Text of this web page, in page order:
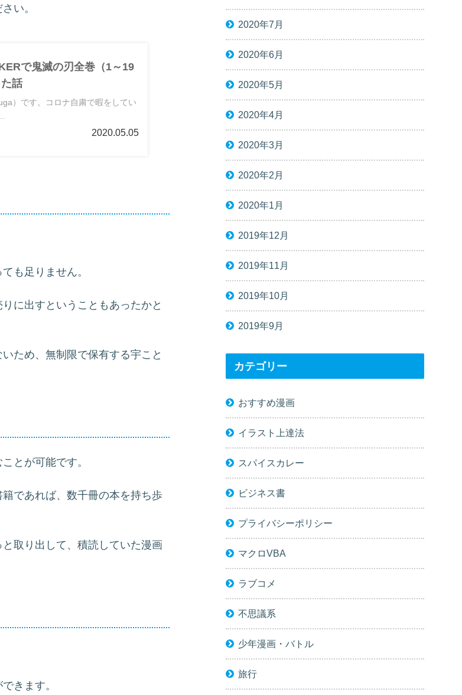
い。
で鬼滅の刃全巻（1～19
話
）です。コロナ自粛で暇をしてい
2020.05.05
も足りません。
に出すということもあったかと
ため、無制限で保有する宇こと
とが可能です。
であれば、数千冊の本を持ち歩
取り出して、積読していた漫画
きます。
2020年7月
2020年6月
2020年5月
2020年4月
2020年3月
2020年2月
2020年1月
2019年12月
2019年11月
2019年10月
2019年9月
カテゴリー
おすすめ漫画
イラスト上達法
スパイスカレー
ビジネス書
プライバシーポリシー
マクロVBA
ラブコメ
不思議系
少年漫画・バトル
旅行